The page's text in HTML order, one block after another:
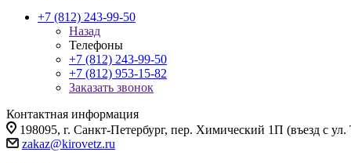
+7 (812) 243-99-50
Назад
Телефоны
+7 (812) 243-99-50
+7 (812) 953-15-82
Заказать звонок
Контактная информация
198095, г. Санкт-Петербург, пер. Химический 1П (въезд с
zakaz@kirovetz.ru